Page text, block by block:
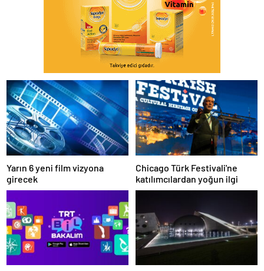
Yarın 6 yeni film vizyona
girecek
Chicago Türk Festivali'ne
katılımcılardan yoğun ilgi